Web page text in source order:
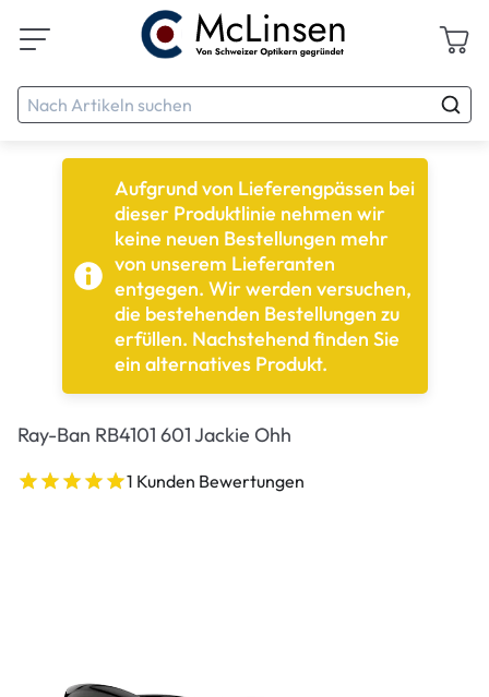
Aufgrund von Lieferengpässen bei
dieser Produktlinie nehmen wir
keine neuen Bestellungen mehr
von unserem Lieferanten
entgegen. Wir werden versuchen,
die bestehenden Bestellungen zu
erfüllen. Nachstehend finden Sie
ein alternatives Produkt.
Ray-Ban RB4101 601 Jackie Ohh
1 Kunden Bewertungen